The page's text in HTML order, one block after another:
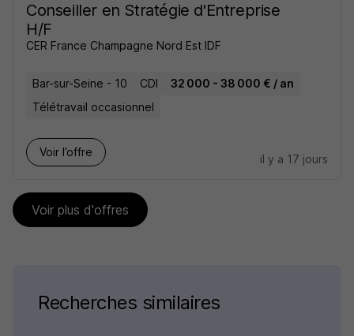
Conseiller en Stratégie d'Entreprise
H/F
CER France Champagne Nord Est IDF
Bar-sur-Seine - 10 CDI
32 000 - 38 000 € / an
Télétravail occasionnel
Voir l’offre
il y a 17 jours
Voir plus d'offres
Recherches similaires